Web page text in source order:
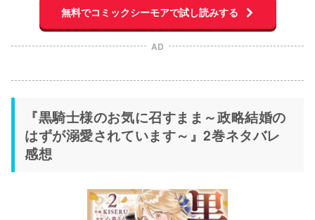
無料でコミックシーモアで試し読みする
AD
『黒騎士様のお気に召すまま～政略結婚の
はずが溺愛されています～』2巻ネタバレ
感想